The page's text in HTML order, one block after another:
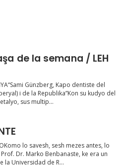
de la semana / LEH
Günzberg, Kapo dentiste del
i de la Republika”Kon su kudyo del
sus multip...
lo savesh, sesh mezes antes, lo
Dr. Marko Benbanaste, ke era un
la Universidad de R...